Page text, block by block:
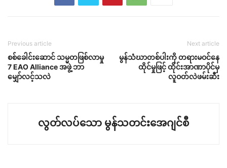
Previous article
စစ်ခေါင်းဆောင် သမ္မတဖြစ်လာမှု
7 EAO Alliance အဖွဲ့ ဘာ
မျှော်လင့်သလဲ
Next article
မွန်သံဃာတစ်ပါးကို တရားမဝင်နေ
ထိုင်မှုဖြင့် ထိုင်းအာဏာပိုင်မှ
လူဝတ်လဲဖမ်းဆီး
လွတ်လပ်သော မွန်သတင်းအေဂျင်စီ